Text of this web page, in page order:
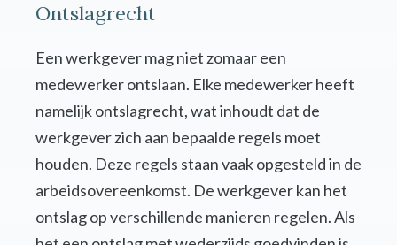
Ontslagrecht
Een werkgever mag niet zomaar een
medewerker ontslaan. Elke medewerker heeft
namelijk ontslagrecht, wat inhoudt dat de
werkgever zich aan bepaalde regels moet
houden. Deze regels staan vaak opgesteld in de
arbeidsovereenkomst. De werkgever kan het
ontslag op verschillende manieren regelen. Als